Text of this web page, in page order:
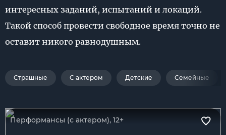
интересных заданий, испытаний и локаций.
Такой способ провести свободное время точно не
оставит никого равнодушным.
Страшные С актером Детские Семейные
Перформансы (с актером), 12+